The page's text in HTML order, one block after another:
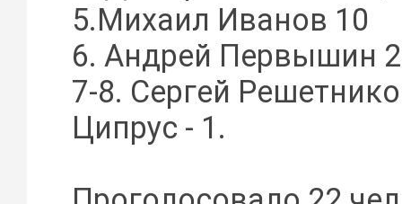
5.Михаил Иванов 10
6. Андрей Первышин 2
7-8. Сергей
Ципрус - 1.